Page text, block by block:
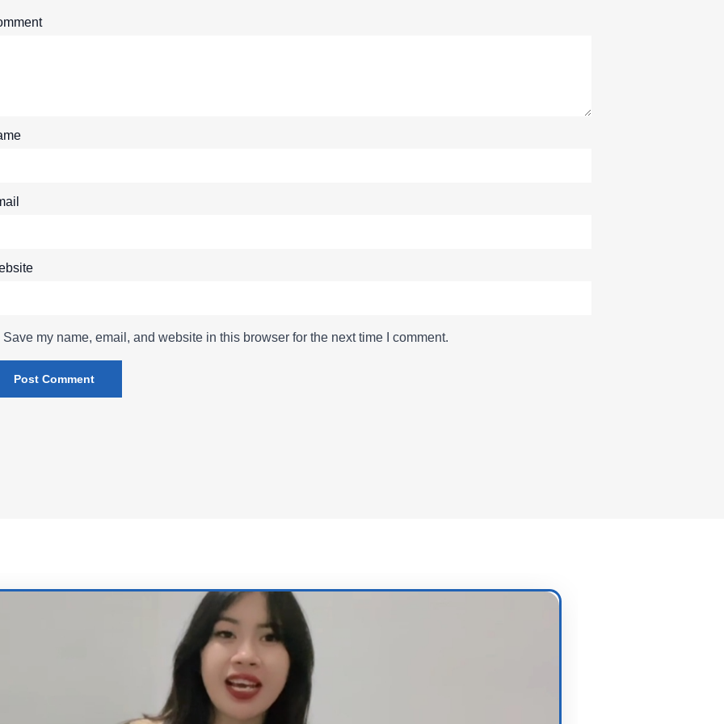
Save my name, email, and website in this browser for the next time I comment.